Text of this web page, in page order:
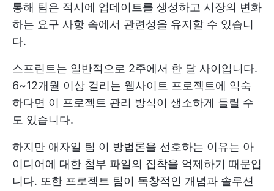
통해 팀은 적시에 업데이트를 생성하고 시장의 변화
하는 요구 사항 속에서 관련성을 유지할 수 있습니
다.
스프린트는 일반적으로 2주에서 한 달 사이입니다.
6~12개월 이상 걸리는 웹사이트 프로젝트에 익숙
하다면 이 프로젝트 관리 방식이 생소하게 들릴 수
도 있습니다.
하지만 애자일 팀 이 방법론을 선호하는 이유는 아
이디어에 대한 첨부 파일의 집착을 억제하기 때문입
니다. 또한 프로젝트 팀이 독창적인 개념과 솔루션